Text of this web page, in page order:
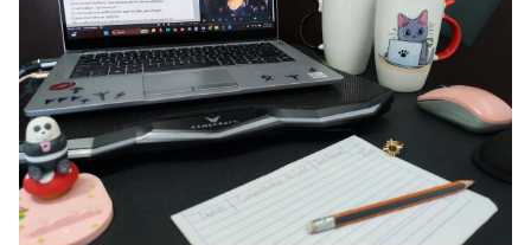
20 Lindas Portadas para Facebook con Frases para Reflexionar
Reflexión de la vida en primavera: florecer no es cambiar de identidad